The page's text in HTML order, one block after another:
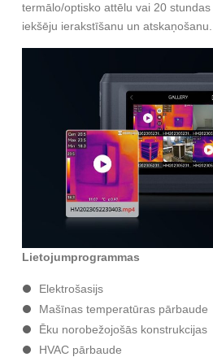
termālo/optisko attēlu vai 20
iekšēju ierakstīšanu un atskaņošanu.
Lietojumprogrammas
Elektrošasijs
Mašīnas temperatūras pārbaude
Ēku norobežojošās konstrukcijas
HVAC pārbaude